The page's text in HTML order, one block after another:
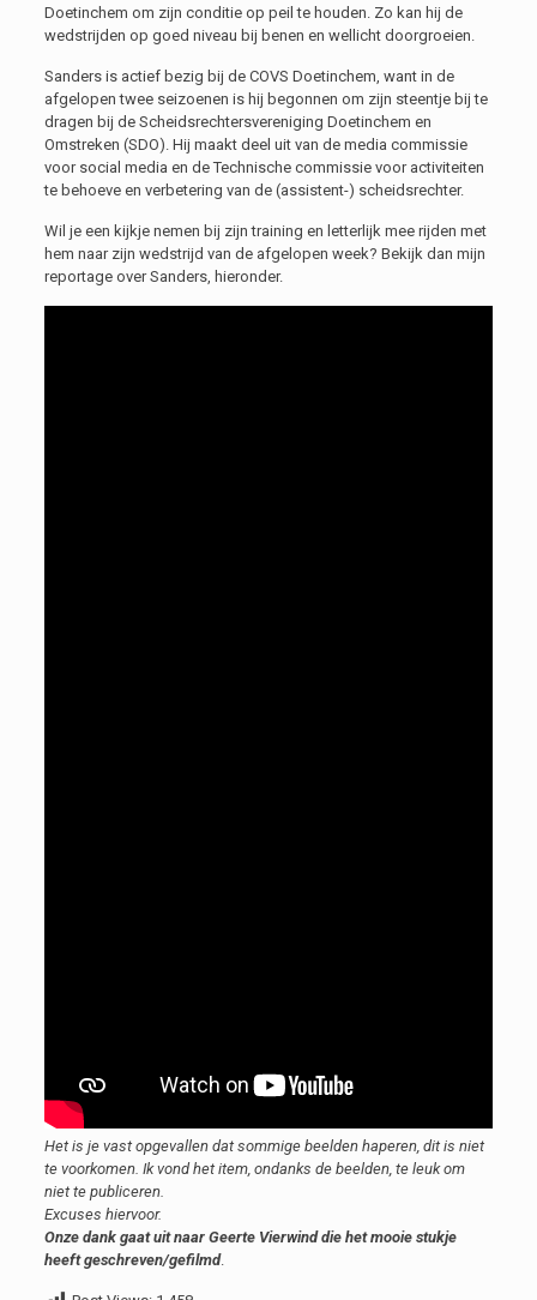
Doetinchem om zijn conditie op peil te houden. Zo kan hij de
wedstrijden op goed niveau bij benen en wellicht doorgroeien.
Sanders is actief bezig bij de COVS Doetinchem, want in de
afgelopen twee seizoenen is hij begonnen om zijn steentje bij te
dragen bij de Scheidsrechtersvereniging Doetinchem en
Omstreken (SDO). Hij maakt deel uit van de media commissie
voor social media en de Technische commissie voor activiteiten
te behoeve en verbetering van de (assistent-) scheidsrechter.
Wil je een kijkje nemen bij zijn training en letterlijk mee rijden met
hem naar zijn wedstrijd van de afgelopen week? Bekijk dan mijn
reportage over Sanders, hieronder.
Het is je vast opgevallen dat sommige beelden haperen, dit is niet
te voorkomen. Ik vond het item, ondanks de beelden, te leuk om
niet te publiceren.
Excuses hiervoor.
Onze dank gaat uit naar Geerte Vierwind die het mooie stukje
heeft geschreven/gefilmd.